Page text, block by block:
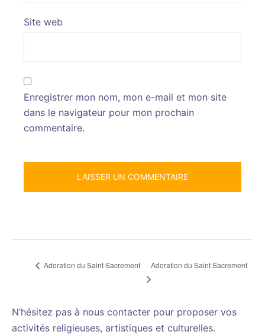
Site web
Enregistrer mon nom, mon e-mail et mon site
dans le navigateur pour mon prochain
commentaire.
Adoration du Saint Sacrement Adoration du Saint Sacrement
N’hésitez pas à nous contacter pour proposer vos
activités religieuses, artistiques et culturelles.